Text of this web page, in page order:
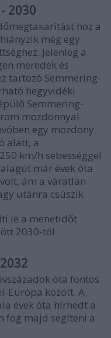
2030
hoz a
még egy
Jelenleg a
meredek és
tartozó Semmering-
hegyvidéki
Semmering-
mozdonnyal
egy mozdony
alatt, a
km/h sebességgel
már évek óta
ám a váratlan
utánra csúszik.
le a menetidőt
2030-tól
óta fontos
Európa között. A
évek óta hírhedt a
fog majd segíteni a